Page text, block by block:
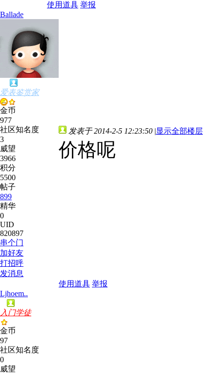
使用道具 举报
Ballade
爱表鉴赏家
金币
977
社区知名度
3
威望
3966
积分
5500
帖子
899
精华
0
UID
820897
串个门
加好友
打招呼
发消息
发表于 2014-2-5 12:23:50 |显示全部楼层
价格呢
使用道具 举报
Ljhoem..
入门学徒
金币
97
社区知名度
0
威望